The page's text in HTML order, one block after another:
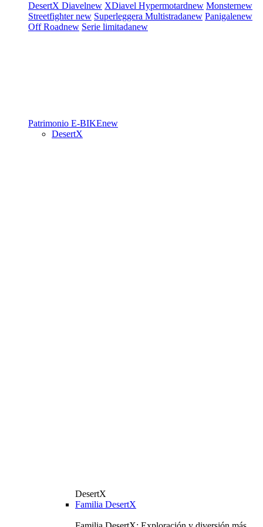
DesertX Diavelnew XDiavel Hypermotardnew Monsternew
Streetfighternew Superleggera Multistradanew Panigalenew
Off Roadnew Serie limitadanew
Patrimonio E-BIKEnew
DesertX
DesertX
Familia DesertX